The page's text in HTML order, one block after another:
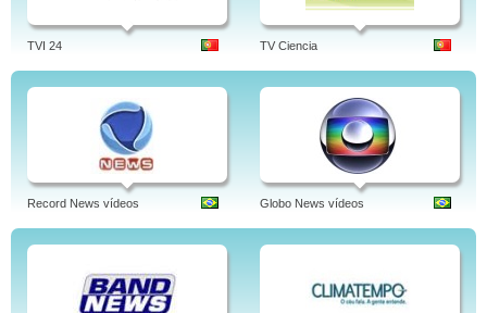
TVI 24 TV Ciencia
Record News vídeos Globo News vídeos